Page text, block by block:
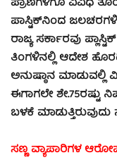
ಪಾಸ್ಟಿಕ್‍ನಿಂದ
ರಾಜ್ಯ ಸರ್ಕಾರವು
ತಿಂಗಳಿನಲ್ಲಿ ಆದೇಶ
ಅನುಷ್ಠಾನ ಮಾಡುವಲ್ಲಿ
ಈಗಾಗಲೇ ಶೇ.75ರಷ್ಟು
ಬಳಕೆ
ಸಣ್ಣ ವ್ಯಾಪಾರಿಗಳ